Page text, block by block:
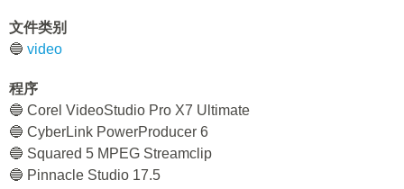
文件类别
🔵 video
程序
🔵 Corel VideoStudio Pro X7 Ultimate
🔵 CyberLink PowerProducer 6
🔵 Squared 5 MPEG Streamclip
🔵 Pinnacle Studio 17.5